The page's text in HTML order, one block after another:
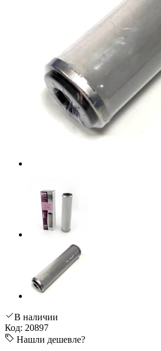
В наличии
Код: 20897
Нашли дешевле?